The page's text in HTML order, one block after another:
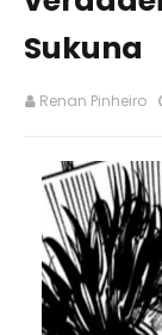
Sukuna
Renan Pinheiro